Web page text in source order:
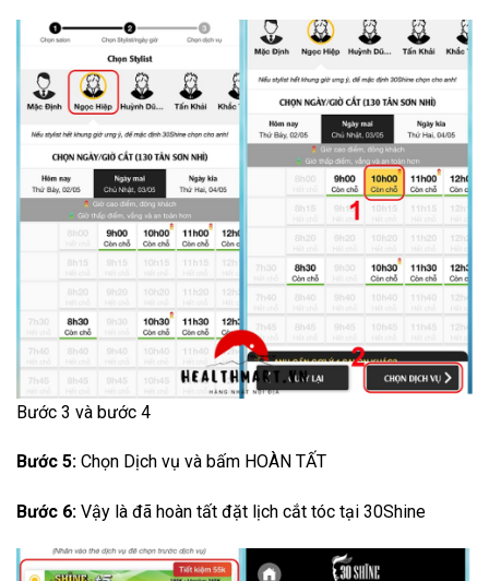
Bước 3 và bước 4
Bước 5: Chọn Dịch vụ và bấm HOÀN TẤT
Bước 6: Vậy là đã hoàn tất đặt lịch cắt tóc tại 30Shine